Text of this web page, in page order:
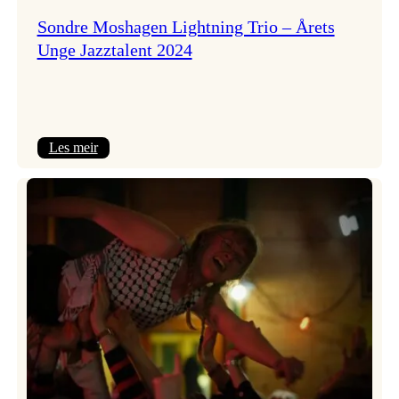
Sondre Moshagen Lightning Trio – Årets
Unge Jazztalent 2024
Les meir:
Lightning
Trio
–
Årets
Unge
Jazztalent
2024